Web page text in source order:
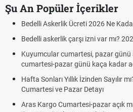
Şu An Popüler İçerikler
Bedelli Askerlik Ücreti 2026 Ne
Bedelli askerlik çarşı izni var mı?
Kuyumcular cumartesi, pazar günü
cumartesi-pazar günü kaça kadar
Hafta Sonları Yıllık İzinden Sayılır
Cumartesi ve Pazar Detayı
Aras Kargo Cumartesi-pazar açık